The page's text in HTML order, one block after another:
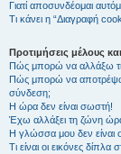
Γιατί αποσυνδέομαι
Τι κάνει η “Διαγραφή
Προτιμήσεις μέλους
Πώς μπορώ να αλλάξω
Πώς μπορώ να αποτρέψω
σύνδεση;
Η ώρα δεν είναι σωστή!
Έχω αλλάξει τη ζώνη
Η γλώσσα μου δεν είναι
Τι είναι οι εικόνες